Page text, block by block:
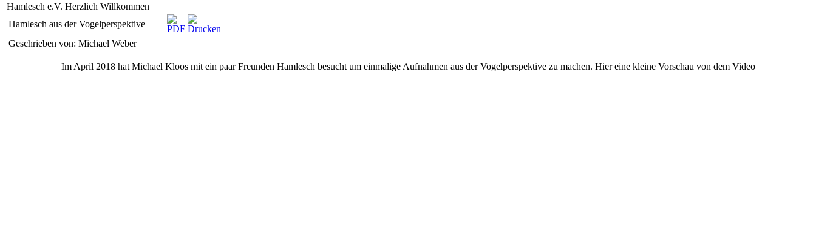
Hamlesch e.V. Herzlich Willkommen
Hamlesch aus der Vogelperspektive
Geschrieben von: Michael Weber
Im April 2018 hat Michael Kloos mit ein paar Freunden Hamlesch besucht um einmalige Aufnahmen aus der Vogelperspektive zu machen. Hier eine kleine Vorschau von dem Video